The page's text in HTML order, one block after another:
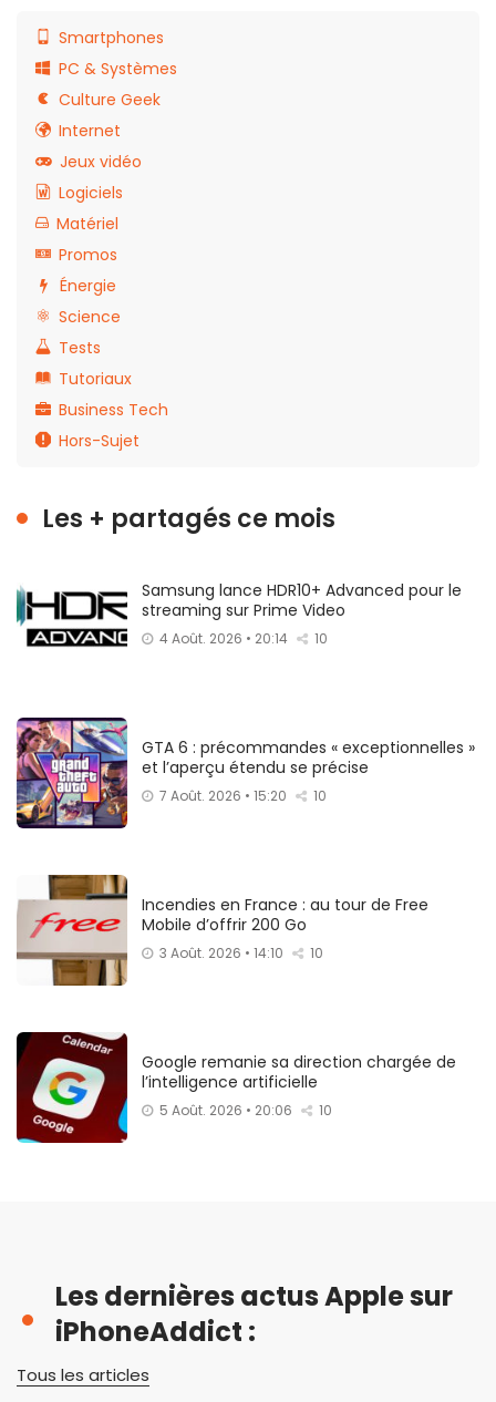
Smartphones
PC & Systèmes
Culture Geek
Internet
Jeux vidéo
Logiciels
Matériel
Promos
Énergie
Science
Tests
Tutoriaux
Business Tech
Hors-Sujet
Les + partagés ce mois
Samsung lance HDR10+ Advanced pour le
streaming sur Prime Video
4 Août. 2026 • 20:14 10
GTA 6 : précommandes « exceptionnelles »
et l’aperçu étendu se précise
7 Août. 2026 • 15:20 10
Incendies en France : au tour de Free
Mobile d’offrir 200 Go
3 Août. 2026 • 14:10 10
Google remanie sa direction chargée de
l’intelligence artificielle
5 Août. 2026 • 20:06 10
Les dernières actus Apple sur
iPhoneAddict :
Tous les articles